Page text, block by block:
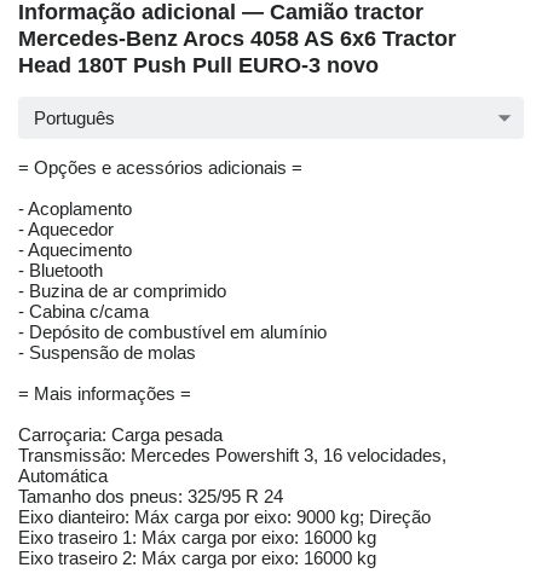
Informação adicional — Camião tractor
Mercedes-Benz Arocs 4058 AS 6x6 Tractor
Head 180T Push Pull EURO-3 novo
Português
= Opções e acessórios adicionais =
- Acoplamento
- Aquecedor
- Aquecimento
- Bluetooth
- Buzina de ar comprimido
- Cabina c/cama
- Depósito de combustível em alumínio
- Suspensão de molas
= Mais informações =
Carroçaria: Carga pesada
Transmissão: Mercedes Powershift 3, 16 velocidades,
Automática
Tamanho dos pneus: 325/95 R 24
Eixo dianteiro: Máx carga por eixo: 9000 kg; Direção
Eixo traseiro 1: Máx carga por eixo: 16000 kg
Eixo traseiro 2: Máx carga por eixo: 16000 kg